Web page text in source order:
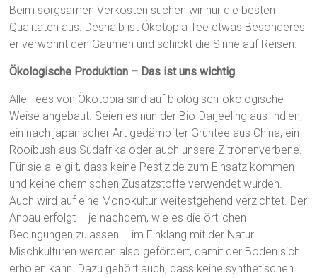
Beim sorgsamen Verkosten suchen wir nur die besten
Qualitäten aus. Deshalb ist Ökotopia Tee etwas Besonderes:
er verwöhnt den Gaumen und schickt die Sinne auf Reisen.
Ökologische Produktion – Das ist uns wichtig
Alle Tees von Ökotopia sind auf biologisch-ökologische
Weise angebaut. Seien es nun der Bio-Darjeeling aus Indien,
ein nach japanischer Art gedämpfter Grüntee aus China, ein
Rooibush aus Südafrika oder auch unsere Zitronenverbene.
Für sie alle gilt, dass keine Pestizide zum Einsatz kommen
und keine chemischen Zusatzstoffe verwendet wurden.
Auch wird auf eine Monokultur weitestgehend verzichtet. Der
Anbau erfolgt – je nachdem, wie es die örtlichen
Bedingungen zulassen – im Einklang mit der Natur.
Mischkulturen werden also gefördert, damit der Boden sich
erholen kann. Dazu gehört auch, dass keine synthetischen